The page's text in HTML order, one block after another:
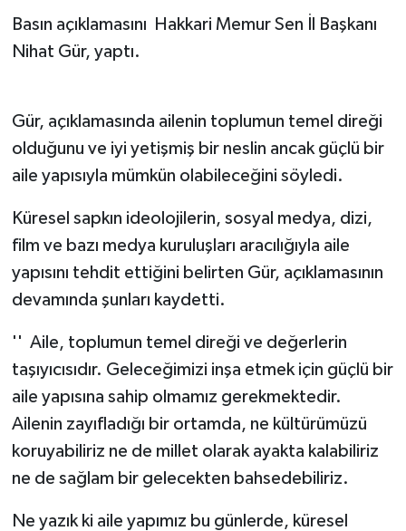
Basın açıklamasını Hakkari Memur Sen İl Başkanı
Nihat Gür, yaptı.
Gür, açıklamasında ailenin toplumun temel direği
olduğunu ve iyi yetişmiş bir neslin ancak güçlü bir
aile yapısıyla mümkün olabileceğini söyledi.
Küresel sapkın ideolojilerin, sosyal medya, dizi,
film ve bazı medya kuruluşları aracılığıyla aile
yapısını tehdit ettiğini belirten Gür, açıklamasının
devamında şunları kaydetti.
'' Aile, toplumun temel direği ve değerlerin
taşıyıcısıdır. Geleceğimizi inşa etmek için güçlü bir
aile yapısına sahip olmamız gerekmektedir.
Ailenin zayıfladığı bir ortamda, ne kültürümüzü
koruyabiliriz ne de millet olarak ayakta kalabiliriz
ne de sağlam bir gelecekten bahsedebiliriz.
Ne yazık ki aile yapımız bu günlerde, küresel